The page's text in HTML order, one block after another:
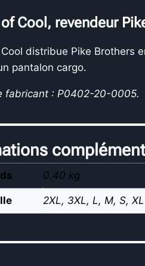
Cool, revendeur
distribue Pike Brothers
pantalon cargo.
fabricant : P0402-20-0005.
0.40 kg
2XL, 3XL, L, M, S, XL